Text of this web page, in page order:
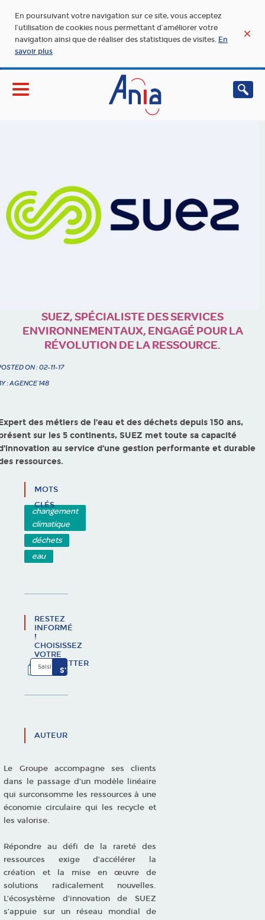
En poursuivant votre navigation sur ce site, vous acceptez
l’utilisation de cookies nous permettant d’améliorer votre
navigation ainsi que de réaliser des statistiques de visites. En
savoir plus
SUEZ, SPÉCIALISTE DES SERVICES
ENVIRONNEMENTAUX, ENGAGÉ POUR LA
RÉVOLUTION DE LA RESSOURCE.
ON : 02-11-17
: AGENCE 148
des métiers de l’eau et des déchets depuis 150 ans,
sur les 5 continents, SUEZ met toute sa capacité
au service d’une gestion performante et durable
ressources.
MOTS
CLÉS
changement
climatique
déchets
eau
RESTEZ
INFORMÉ
!
CHOISISSEZ
VOTRE
NEWSLETTER
AUTEUR
Le Groupe accompagne ses clients
dans le passage d’un modèle linéaire
qui surconsomme les ressources à une
économie circulaire qui les recycle et
les valorise.
Répondre au défi de la rareté des
ressources exige d’accélérer la
création et la mise en œuvre de
solutions radicalement nouvelles.
L’écosystème d’innovation de SUEZ
s’appuie sur un réseau mondial de